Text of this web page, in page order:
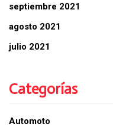
septiembre 2021
agosto 2021
julio 2021
Categorías
Automoto